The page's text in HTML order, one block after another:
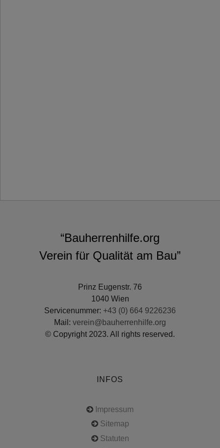
“Bauherrenhilfe.org
Verein für Qualität am Bau”
Prinz Eugenstr. 76
1040 Wien
Servicenummer: +43 (0) 664 9226236
Mail: verein@bauherrenhilfe.org
© Copyright 2023. All rights reserved.
INFOS
Impressum
Sitemap
Statuten